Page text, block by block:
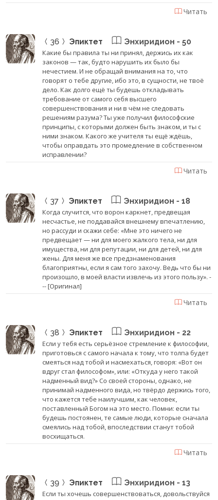
Читать
36 Эпиктет Энхиридион - 50
Какие бы правила ты ни принял, держись их как
законов — так, будто нарушить их было бы
нечестием. И не обращай внимания на то, что
говорят о тебе другие, ибо это, в сущности, не твоё
дело. Как долго ещё ты будешь откладывать
требование от самого себя высшего
совершенствования и ни в чём не следовать
решениям разума? Ты уже получил философские
принципы, с которыми должен быть знаком, и ты с
ними знаком. Какого же учителя ты ещё ждёшь,
чтобы оправдать это промедление в собственном
исправлении?
Читать
37 Эпиктет Энхиридион - 18
Когда случится, что ворон каркнет, предвещая
несчастье, не поддавайся внешнему впечатлению,
но рассуди и скажи себе: «Мне это ничего не
предвещает — ни для моего жалкого тела, ни для
имущества, ни для репутации, ни для детей, ни для
жены. Для меня же все предзнаменования
благоприятны, если я сам того захочу. Ведь что бы ни
произошло, в моей власти извлечь из этого пользу». -
-- [Оригинал]
Читать
38 Эпиктет Энхиридион - 22
Если у тебя есть серьёзное стремление к философии,
приготовься с самого начала к тому, что толпа будет
смеяться над тобой и насмехаться, говоря: «Вот он
вдруг стал философом», или: «Откуда у него такой
надменный вид?» Со своей стороны, однако, не
принимай надменного вида, но твёрдо держись того,
что кажется тебе наилучшим, как человек,
поставленный Богом на это место. Помни: если ты
будешь постоянен, те самые люди, которые сначала
смеялись над тобой, впоследствии станут тобой
восхищаться.
Читать
39 Эпиктет Энхиридион - 13
Если ты хочешь совершенствоваться, довольствуйся